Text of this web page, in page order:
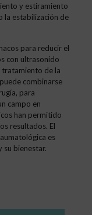
y estiramiento
la estabilización de
para reducir el
con ultrasonido
tratamiento de la
combinarse
para
campo en
han permitido
resultados. El
es
su bienestar.